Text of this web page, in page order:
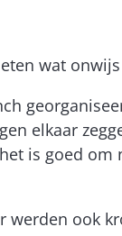
wat
elkaar
is goed
werden ook